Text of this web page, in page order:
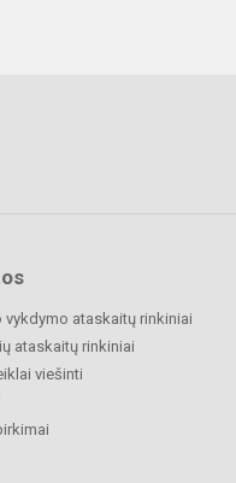
vykdymo ataskaitų rinkiniai
ataskaitų rinkiniai
viešinti